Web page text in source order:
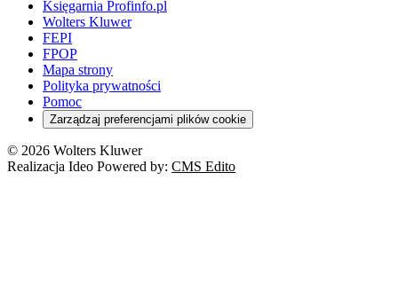
Księgarnia Profinfo.pl
Wolters Kluwer
FEPI
FPOP
Mapa strony
Polityka prywatności
Pomoc
Zarządzaj preferencjami plików cookie
© 2026 Wolters Kluwer
Realizacja Ideo Powered by: CMS Edito